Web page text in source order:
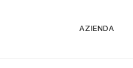
AZIENDA